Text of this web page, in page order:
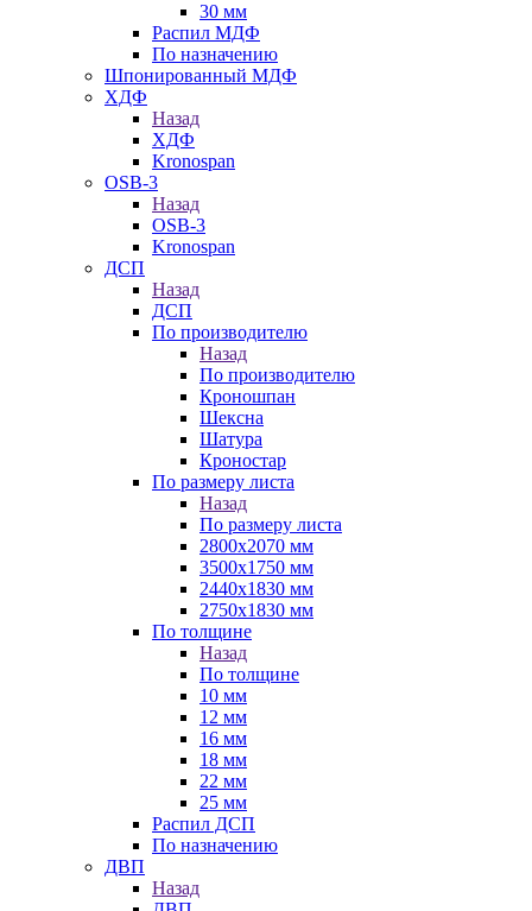
30 мм
Распил МДФ
По назначению
Шпонированный МДФ
ХДФ
Назад
ХДФ
Kronospan
OSB-3
Назад
OSB-3
Kronospan
ДСП
Назад
ДСП
По производителю
Назад
По производителю
Кроношпан
Шексна
Шатура
Кроностар
По размеру листа
Назад
По размеру листа
2800х2070 мм
3500х1750 мм
2440х1830 мм
2750х1830 мм
По толщине
Назад
По толщине
10 мм
12 мм
16 мм
18 мм
22 мм
25 мм
Распил ДСП
По назначению
ДВП
Назад